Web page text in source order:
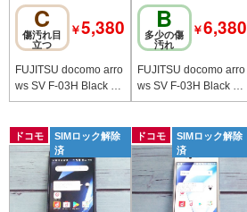
C
傷汚れ目
立つ
￥5,380
FUJITSU docomo arro
ws SV F-03H Black 69
7
B
多少の傷
汚れ
￥6,380
FUJITSU docomo arro
ws SV F-03H Black 36
6
ドコモ
SIMロック解除
済
ドコモ
SIMロック解除
済